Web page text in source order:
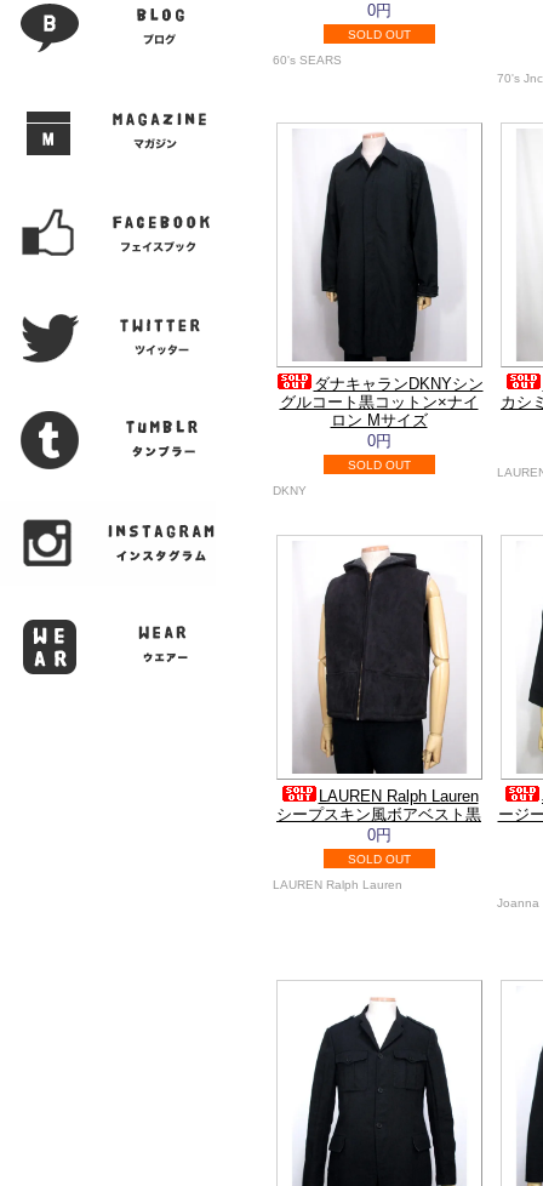
0円
SOLD OUT
60's SEARS
70's
ダナキャランDKNYシン
グルコート黒コットン×ナイ
ロン Mサイズ
0円
SOLD OUT
DKNY
カシ
LAUREN Ralph Lauren
シープスキン風ボアベスト黒
0円
SOLD OUT
LAUREN Ralph Lauren
ージ
Joanna